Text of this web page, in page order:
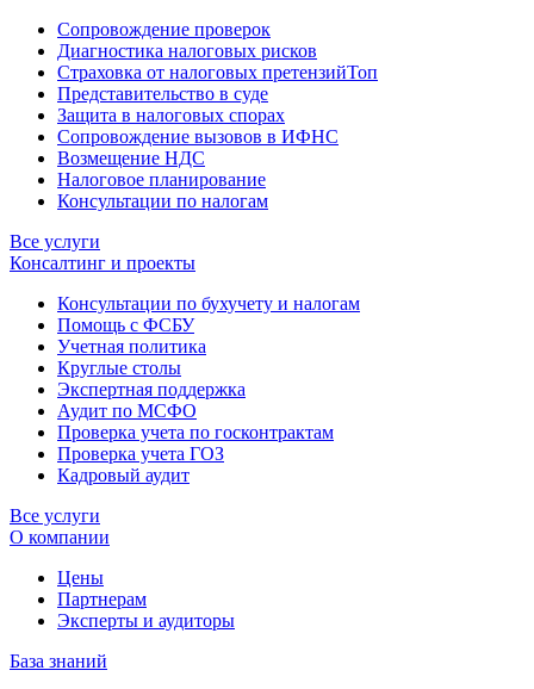
Сопровождение проверок
Диагностика налоговых рисков
Страховка от налоговых претензийТоп
Представительство в суде
Защита в налоговых спорах
Сопровождение вызовов в ИФНС
Возмещение НДС
Налоговое планирование
Консультации по налогам
Все услуги
Консалтинг и проекты
Консультации по бухучету и налогам
Помощь с ФСБУ
Учетная политика
Круглые столы
Экспертная поддержка
Аудит по МСФО
Проверка учета по госконтрактам
Проверка учета ГОЗ
Кадровый аудит
Все услуги
О компании
Цены
Партнерам
Эксперты и аудиторы
База знаний